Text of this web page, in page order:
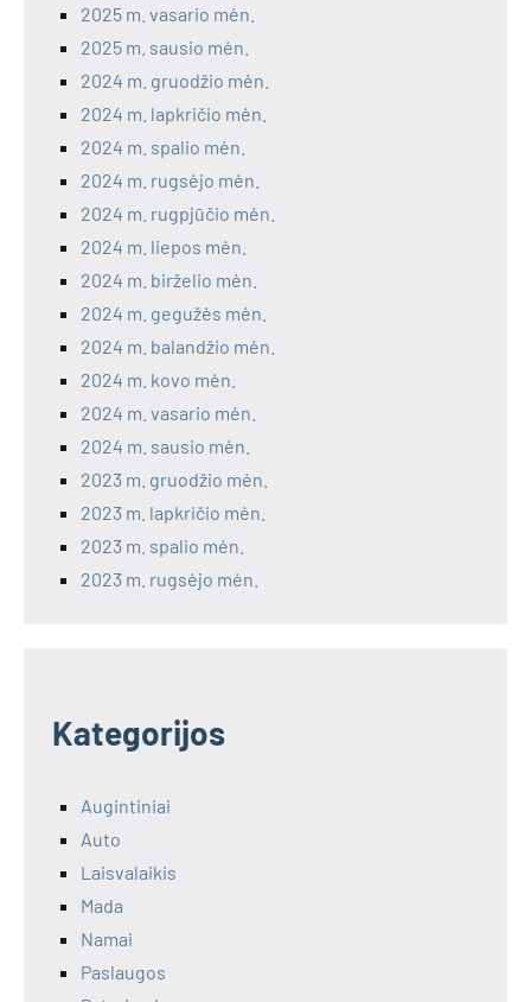
2025 m. vasario mėn.
2025 m. sausio mėn.
2024 m. gruodžio mėn.
2024 m. lapkričio mėn.
2024 m. spalio mėn.
2024 m. rugsėjo mėn.
2024 m. rugpjūčio mėn.
2024 m. liepos mėn.
2024 m. birželio mėn.
2024 m. gegužės mėn.
2024 m. balandžio mėn.
2024 m. kovo mėn.
2024 m. vasario mėn.
2024 m. sausio mėn.
2023 m. gruodžio mėn.
2023 m. lapkričio mėn.
2023 m. spalio mėn.
2023 m. rugsėjo mėn.
Kategorijos
Augintiniai
Auto
Laisvalaikis
Mada
Namai
Paslaugos